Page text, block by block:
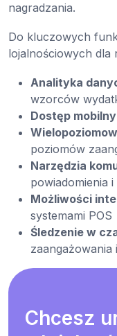
nagradzania.
Do kluczowych
lojalnościowych dla
Analityka
wzorców
Dostęp mobilny
poziomów
Narzędzia
powiadomienia
Możliwości
systemami POS
Śledzenie w
Chcesz